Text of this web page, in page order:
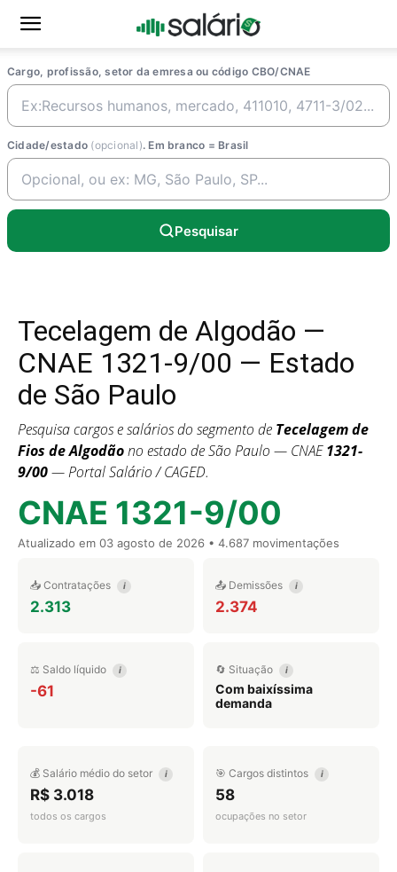
Cargo, profissão, setor da emresa ou código CBO/CNAE
Cidade/estado (opcional). Em branco = Brasil
Pesquisar
Tecelagem de Algodão —
CNAE 1321-9/00 — Estado
de São Paulo
Pesquisa cargos e salários do segmento de Tecelagem de
Fios de Algodãono estado de São Paulo — CNAE1321-
9/00— Portal Salário / CAGED.
CNAE 1321-9/00
Atualizado em 03 agosto de 2026 • 4.687 movimentações
📥 Contratações i
2.313
📤 Demissões i
2.374
⚖️ Saldo líquido i
-61
🔄 Situação i
Com baixíssima
demanda
💰 Salário médio do setor i
R$ 3.018
todos os cargos
🎯 Cargos distintos i
58
ocupações no setor